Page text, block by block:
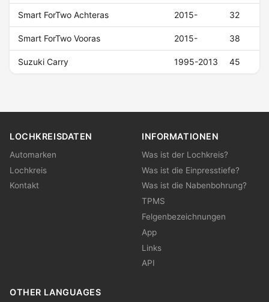
Smart ForTwo Achteras 2015- 32
Smart ForTwo Vooras 2015- 38
Suzuki Carry 1995-2013 45
LOCHKREISDATEN
Automarken
Lochkreis
Kontakt
INFORMATIONEN
Was ist der Lochkreis?
Was ist die Einpresstiefe?
Was ist die Nabenbohrung?
TPMS
Felgenbezeichnungen
App
Links
API
OTHER LANGUAGES